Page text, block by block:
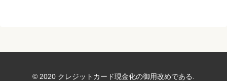
© 2020 クレジットカード現金化の御用改めである.